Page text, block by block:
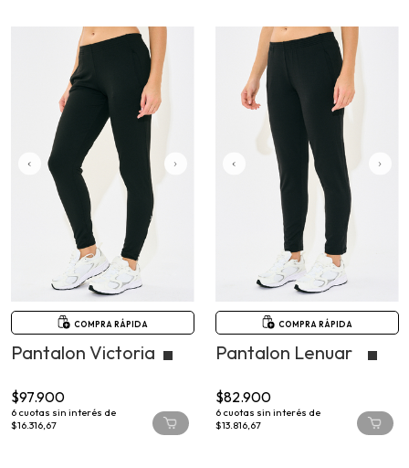
COMPRA RÁPIDA
Pantalon Victoria
$97.900
6 cuotas sin interés de
$16.316,67
COMPRA RÁPIDA
Pantalon Lenuar
$82.900
6 cuotas sin interés de
$13.816,67